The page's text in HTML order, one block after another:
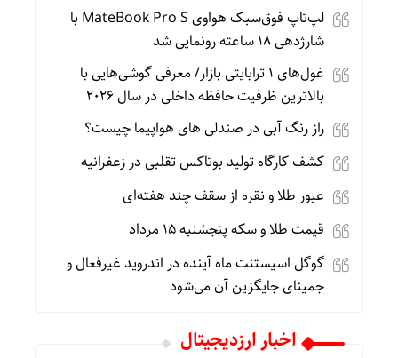
لپ‌تاپ فوق‌سبک هواوی MateBook Pro S با
شارژدهی ۱۸ ساعته رونمایی شد
غول‌های ۱ ترابایتی بازار/ معرفی گوشی‌هایی با
بالاترین ظرفیت حافظه داخلی در سال ۲۰۲۶
راز رنگ آبی در صندلی های هواپیما چیست؟
کشف کارگاه تولید بوتاکس تقلبی در زعفرانیه
عبور طلا و نقره از سقف چند هفته‌ای
قیمت طلا و سکه پنجشنبه 15 مرداد
گوگل اسیستنت ماه آینده در اندروید غیرفعال و
جمینای جایگزین آن می‌شود
اخبار ارزدیجیتال